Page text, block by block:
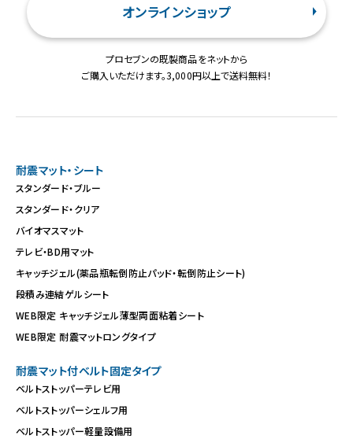
オンラインショップ
プロセブンの既製商品をネットから
ご購入いただけます。3,000円以上で送料無料！
耐震マット・シート
スタンダード・ブルー
スタンダード・クリア
バイオマスマット
テレビ・BD用マット
キャッチジェル(薬品瓶転倒防止パッド・転倒防止シート)
段積み連結ゲルシート
WEB限定 キャッチジェル薄型両面粘着シート
WEB限定 耐震マットロングタイプ
耐震マット付ベルト固定タイプ
ベルトストッパーテレビ用
ベルトストッパーシェルフ用
ベルトストッパー軽量設備用